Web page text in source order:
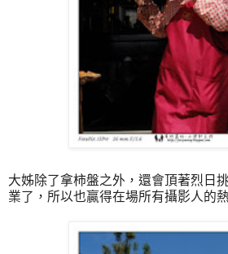
大姊除了拿柿盤之外，還會頂著烈日
業了，所以也贏得在場所有攝影人的